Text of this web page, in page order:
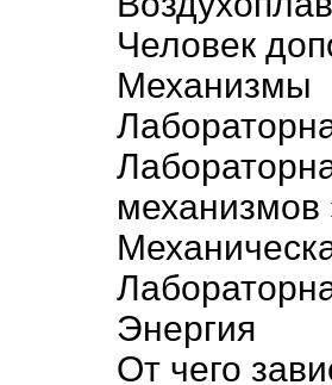
Человек
Механизмы
механизмов
Энергия
От чего